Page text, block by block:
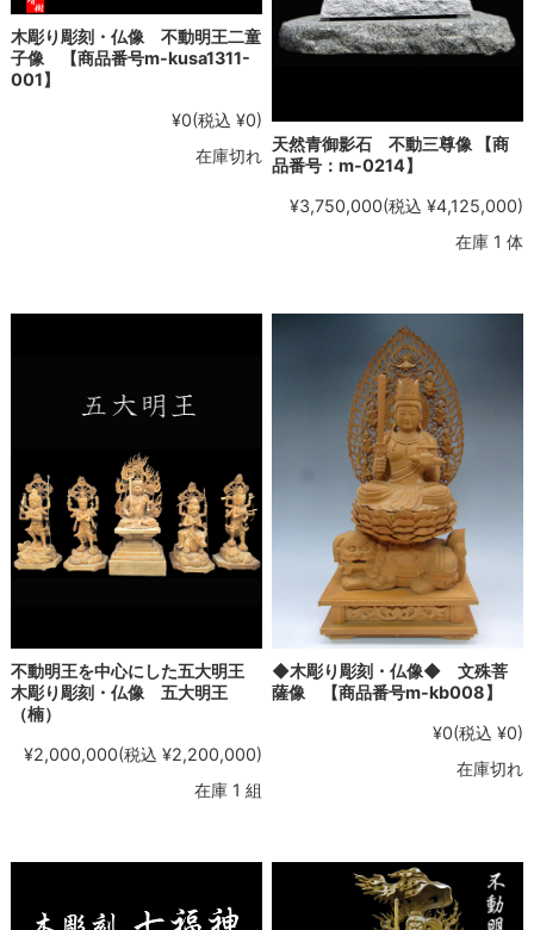
木彫り彫刻・仏像 不動明王二童
子像 【商品番号m-kusa1311-
001】
¥0(税込 ¥0)
在庫切れ
天然青御影石 不動三尊像 【商
品番号：m-0214】
¥3,750,000(税込 ¥4,125,000)
在庫 1 体
不動明王を中心にした五大明王
木彫り彫刻・仏像 五大明王
（楠）
¥2,000,000(税込 ¥2,200,000)
在庫 1 組
◆木彫り彫刻・仏像◆ 文殊菩
薩像 【商品番号m-kb008】
¥0(税込 ¥0)
在庫切れ